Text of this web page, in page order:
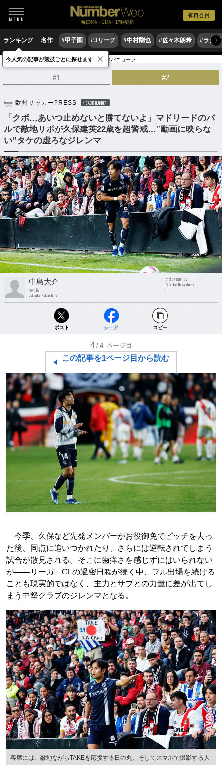
有料会員
毎日6時・11時・17時更新
ランキング 名作 #甲子園 #Jリーグ #中村剛也 #佐々木朗希 #ラグ〉
サッカー 海外サッカー リーガ・エスパニョーラ
#1 #2
欧州サッカーPRESS BACK NUMBER
「クボ…あいつ止めないと勝てないよ」マドリードのバ
ルで敵地サポが久保建英22歳を超警戒…“動画に映らな
い”タケの虚ろなジレンマ
中島大介
text by
Daisuke Nakashima
photograph by
Daisuke Nakashima
ポスト シェア コピー
4 /4 ページ目
この記事を1ページ目から読む
今季、久保など先発メンバーがお役御免でピッチを去っ
た後、同点に追いつかれたり、さらには逆転されてしまう
試合が散見される。そこに歯痒さを感じずにはいられない
が――リーガ、CLの過密日程が続く中、フル出場を続ける
ことも現実的ではなく、主力とサブとの力量に差が出てし
まう中堅クラブのジレンマとなる。
客席には、敵地ながらTAKEを応援する日の丸、そしてスマホで撮影する人
今人気の記事が競技ごとに探せます ×